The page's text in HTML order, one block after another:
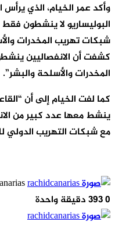
وأكد عمر الخيام، الذي
البوليساريو لا ينشطون فقط
شبكات تهريب المخدرات
كشفت أن الانفصاليين
المخدرات والأسلحة والبشر”.
كما لفت الخيام إلى أن
ينشط معها عدد كبير من
مع شبكات التهريب الدولي
0
دقيقة واحدة